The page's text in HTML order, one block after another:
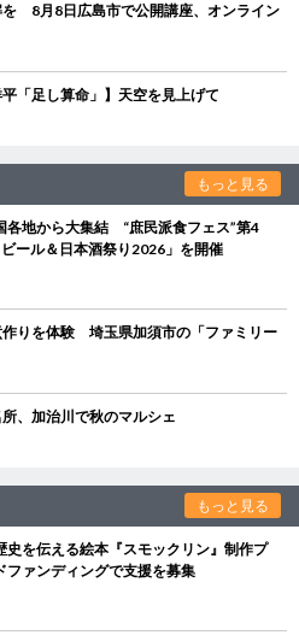
8月8日広島市で公開講座、オンライン
「足し算命」】天空を見上げて
もっと見る
各地から大集結 “庶民派食フェス”第4
ール＆日本酒祭り2026」を開催
りを体験 埼玉県加須市の「ファミリー
、加治川で秋のマルシェ
もっと見る
史を伝える絵本『スモックリン』制作プ
ァンディングで支援を募集